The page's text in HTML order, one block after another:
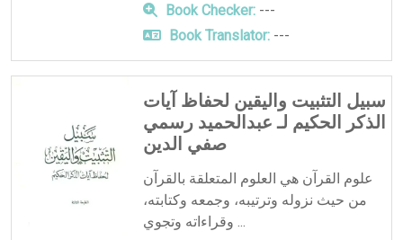
Book Checker:---
Book Translator:---
سبيل التثبيت واليقين لحفاظ آيات
الذكر الحكيم لـ عبدالحميد رسمي
صفي الدين
علوم القرآن هي العلوم المتعلقة بالقرآن
من حيث نزوله وترتيبه، وجمعه وكتابته،
وقراءاته وتجوي ...